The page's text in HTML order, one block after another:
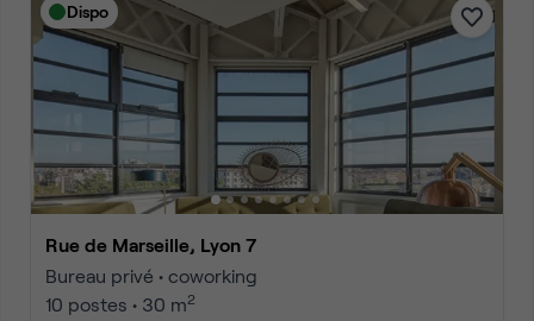
Dispo
Rue de Marseille, Lyon 7
Bureau privé • coworking
10 postes • 30 m2